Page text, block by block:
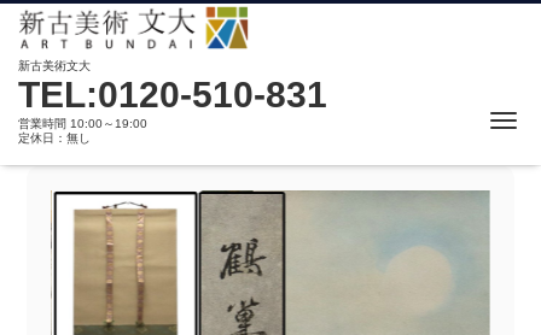
新古美術文大
TEL:0120-510-831
営業時間 10:00～19:00
定休日：無し